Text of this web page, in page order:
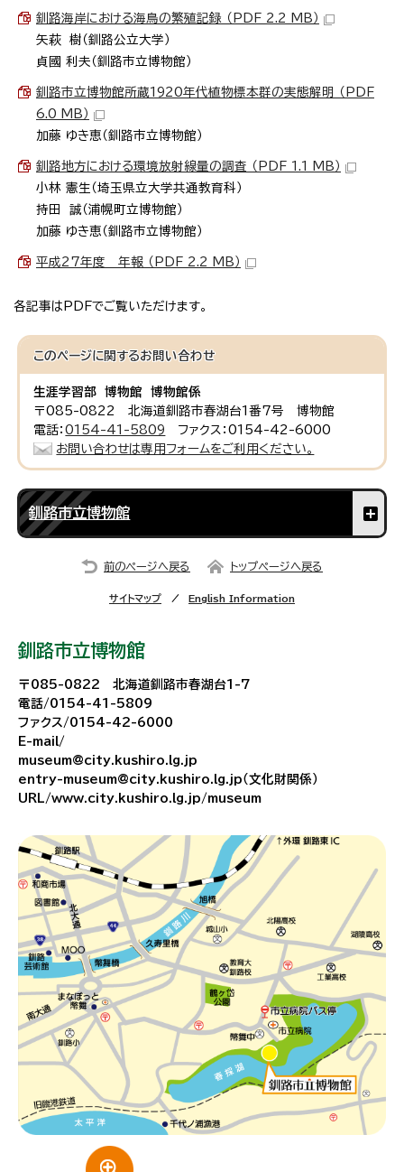
釧路海岸における海鳥の繁殖記録 （PDF 2.2 MB）
矢萩 樹（釧路公立大学）
貞國 利夫（釧路市立博物館）
釧路市立博物館所蔵1920年代植物標本群の実態解明 （PDF
6.0 MB）
加藤 ゆき恵（釧路市立博物館）
釧路地方における環境放射線量の調査 （PDF 1.1 MB）
小林 憲生（埼玉県立大学共通教育科）
持田 誠（浦幌町立博物館）
加藤 ゆき恵（釧路市立博物館）
平成27年度 年報 （PDF 2.2 MB）
各記事はPDFでご覧いただけます。
このページに関するお問い合わせ
生涯学習部 博物館 博物館係
〒085-0822 北海道釧路市春湖台1番7号 博物館
電話：0154-41-5809
ファクス：0154-42-6000
お問い合わせは専用フォームをご利用ください。
釧路市立博物館
前のページへ戻る トップページへ戻る
サイトマップ English Information
釧路市立博物館
〒085-0822 北海道釧路市春湖台1-7
電話/0154-41-5809
ファクス/0154-42-6000
E-mail/
museum@city.kushiro.lg.jp
entry-museum@city.kushiro.lg.jp（文化財関係）
URL/www.city.kushiro.lg.jp/museum